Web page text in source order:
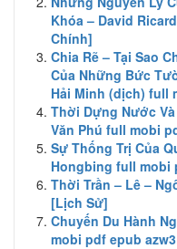
Khóa – David
Chính]
Chia Rẽ – Tại Sao
Của Những Bức
Hải Minh (dịch) full
Thời Dựng Nước
Văn Phú full mobi
Sự Thống Trị Của
Hongbing full mobi
Thời Trần – Lê –
[Lịch Sử]
Chuyến Du Hành
mobi pdf epub